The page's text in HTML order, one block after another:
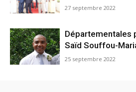
27 septembre 2022
Départementales
Saïd Souffou-
25 septembre 2022